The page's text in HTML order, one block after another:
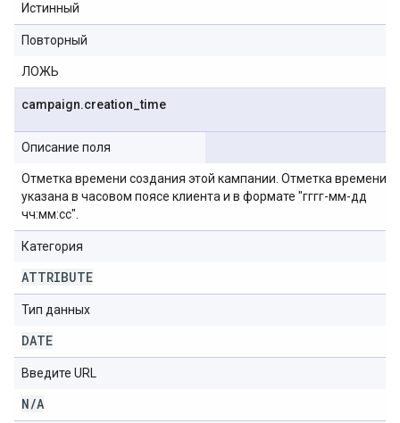
Истинный
Повторный
ЛОЖЬ
campaign.creation _time
Описание поля
Отметка времени создания этой кампании. Отметка времени
указана в часовом поясе клиента и в формате "гггг-мм-дд
чч:мм:сс".
Категория
ATTRIBUTE
Тип данных
DATE
Введите URL
N/A